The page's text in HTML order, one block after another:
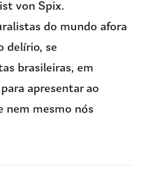
von Spix.
do mundo afora
delírio, se
brasileiras, em
apresentar ao
nem mesmo nós